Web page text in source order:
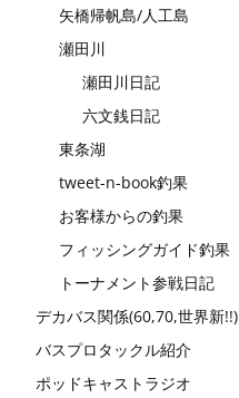
矢橋帰帆島/人工島
瀬田川
瀬田川日記
六文銭日記
東条湖
tweet-n-book釣果
お客様からの釣果
フィッシングガイド釣果
トーナメント参戦日記
デカバス関係(60,70,世界新!!)
バスプロタックル紹介
ポッドキャストラジオ